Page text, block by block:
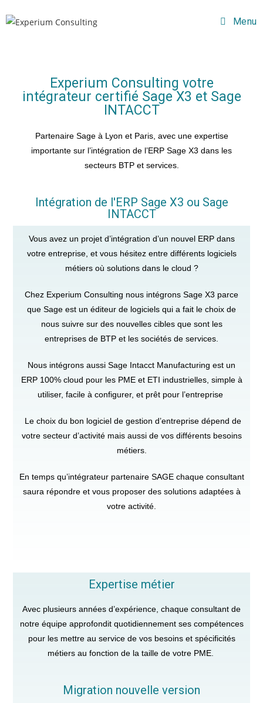
Menu
Experium Consulting votre
intégrateur certifié Sage X3 et Sage
INTACCT
Partenaire Sage à Lyon et Paris, avec une expertise
importante sur l’intégration de l’ERP Sage X3 dans les
secteurs BTP et services.
Intégration de l'ERP Sage X3 ou Sage
INTACCT
Vous avez un projet d’intégration d’un nouvel ERP dans
votre entreprise, et vous hésitez entre différents logiciels
métiers où solutions dans le cloud ?
Chez Experium Consulting nous intégrons Sage X3 parce
que Sage est un éditeur de logiciels qui a fait le choix de
nous suivre sur des nouvelles cibles que sont les
entreprises de BTP et les sociétés de services.
Nous intégrons aussi Sage Intacct Manufacturing est un
ERP 100% cloud pour les PME et ETI industrielles, simple à
utiliser, facile à configurer, et prêt pour l’entreprise
Le choix du bon logiciel de gestion d’entreprise dépend de
votre secteur d’activité mais aussi de vos différents besoins
métiers.
En temps qu’intégrateur partenaire SAGE chaque consultant
saura répondre et vous proposer des solutions adaptées à
votre activité.
Expertise métier
Avec plusieurs années d’expérience, chaque consultant de
notre équipe approfondit quotidiennement ses compétences
pour les mettre au service de vos besoins et spécificités
métiers au fonction de la taille de votre PME.
Migration nouvelle version